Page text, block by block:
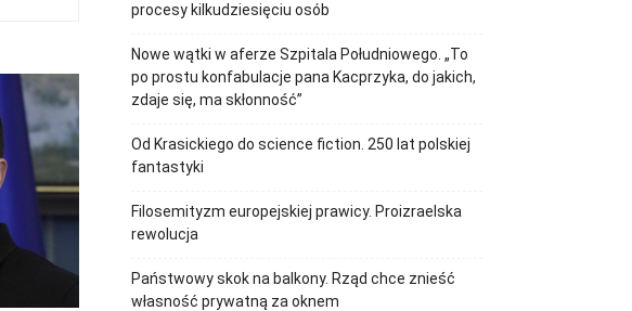
procesy kilkudziesięciu osób
Nowe wątki w aferze Szpitala Południowego. „To
po prostu konfabulacje pana Kacprzyka, do jakich,
zdaje się, ma skłonność”
Od Krasickiego do science fiction. 250 lat polskiej
fantastyki
Filosemityzm europejskiej prawicy. Proizraelska
rewolucja
Państwowy skok na balkony. Rząd chce znieść
własność prywatną za oknem